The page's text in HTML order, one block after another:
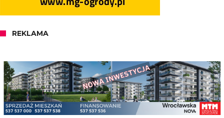
REKLAMA